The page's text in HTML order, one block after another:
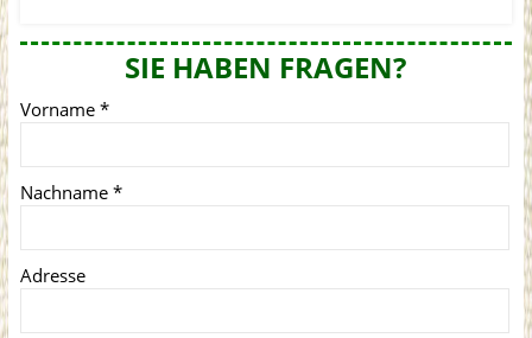
SIE HABEN FRAGEN?
Vorname *
Nachname *
Adresse